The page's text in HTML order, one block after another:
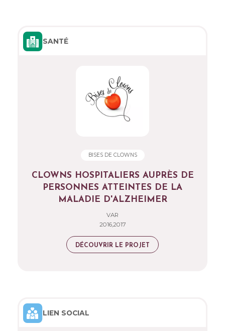
SANTÉ
BISES DE CLOWNS
CLOWNS HOSPITALIERS AUPRÈS DE
PERSONNES ATTEINTES DE LA
MALADIE D'ALZHEIMER
VAR
2016,2017
DÉCOUVRIR LE PROJET
LIEN SOCIAL